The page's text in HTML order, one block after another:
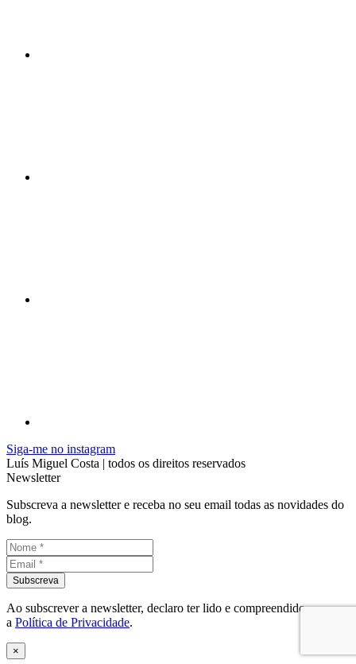
Siga-me no instagram
Luís Miguel Costa | todos os direitos reservados
Newsletter
Subscreva a newsletter e receba no seu email todas as novidades do
blog.
Ao subscrever a newsletter, declaro ter lido e compreendido
a Política de Privacidade.
×